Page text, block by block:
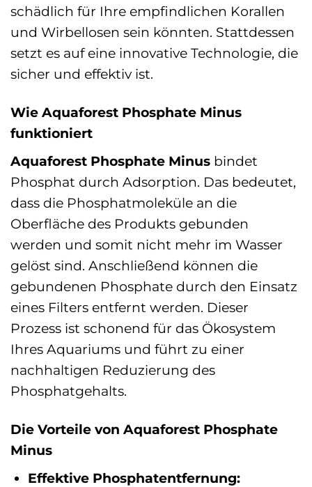
schädlich für Ihre empfindlichen Korallen
und Wirbellosen sein könnten. Stattdessen
setzt es auf eine innovative Technologie, die
sicher und effektiv ist.
Wie Aquaforest Phosphate Minus
funktioniert
Aquaforest Phosphate Minus bindet
Phosphat durch Adsorption. Das bedeutet,
dass die Phosphatmoleküle an die
Oberfläche des Produkts gebunden
werden und somit nicht mehr im Wasser
gelöst sind. Anschließend können die
gebundenen Phosphate durch den Einsatz
eines Filters entfernt werden. Dieser
Prozess ist schonend für das Ökosystem
Ihres Aquariums und führt zu einer
nachhaltigen Reduzierung des
Phosphatgehalts.
Die Vorteile von Aquaforest Phosphate
Minus
Effektive Phosphatentfernung: